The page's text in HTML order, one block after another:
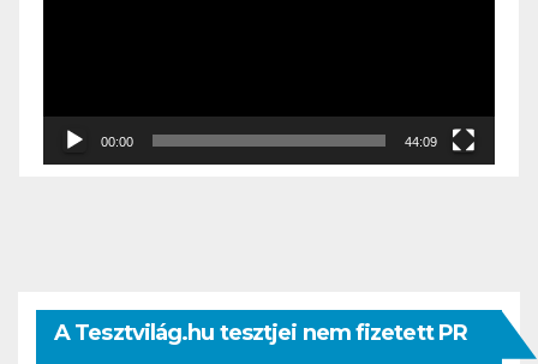
00:00 44:09
A Tesztvilág.hu tesztjei nem fizetett PR